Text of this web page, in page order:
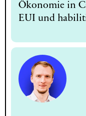
Ökonomie in
EUI und